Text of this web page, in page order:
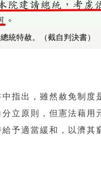
統特赦。（截自判決書）
指出，雖然赦免制度
立原則，但憲法藉用
予適當緩和，以濟其